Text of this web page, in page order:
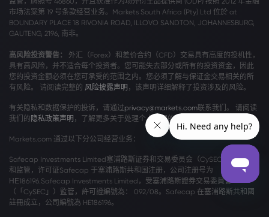
市场法案第 19 号条款经营业务。Markets South Africa (Pty) Ltd 位於 at
BOUNDARY PLACE 18 RIVONIA ROAD, ILLOVO SANDTON, JOHANNESBURG,
GAUTENG, 2196, 南非。
高风险投资警告：
外汇（Forex）和差价合约（CFD）交易具有高度的投机性，
具有高风险，并不适合每个投资者。您可能失去部分或所有的投资资金，因此
您的投资金额必须在您可承受的范围之内。您必须了解与保证金交易相关的所
有风险。 请阅读完整的 风险披露声明 ，该声明详细解释了投资涉及的风险。
有关隐私和数据保护的投诉，请通过privacy@markets.com联系我们。 请阅读
我们的 隐私政策声明 ，了解更多关于处理个人数据的信息。
Markets.com 通过以下分公司经营业务：
Safecap Investments Limited塞浦路斯证券和交易委员会（CySEC）颁发牌照
和监管，许可证Safecap 于塞浦路斯共和国注册，公司注册号为
ΗΕ186196.Safecap Investments Limited，受塞浦路斯證券交易委員會
（「CySEC」）監管，許可證編號為： 092/08。Safecap 在塞浦路斯共和國
註冊成立，公司編號為 HE186196。